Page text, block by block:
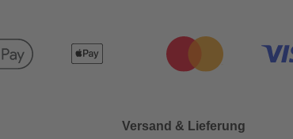
Versand & Lieferung